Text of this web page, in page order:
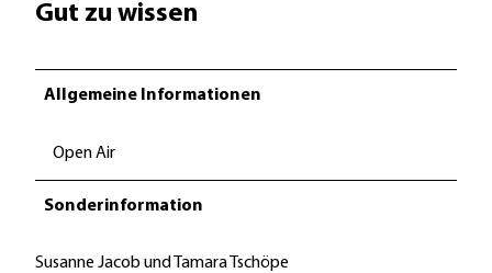
Gut zu wissen
Allgemeine Informationen
Open Air
Sonderinformation
Susanne Jacob und Tamara Tschöpe